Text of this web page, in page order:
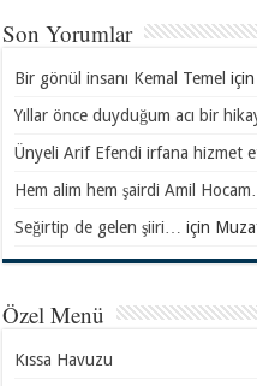
Son Yorumlar
Bir gönül insanı Kemal Temel için
Yıllar önce duyduğum acı bir
Ünyeli Arif Efendi irfana hizmet
Hem alim hem şairdi Amil
Seğirtip de gelen şiiri…
için
Özel Menü
Kıssa Havuzu